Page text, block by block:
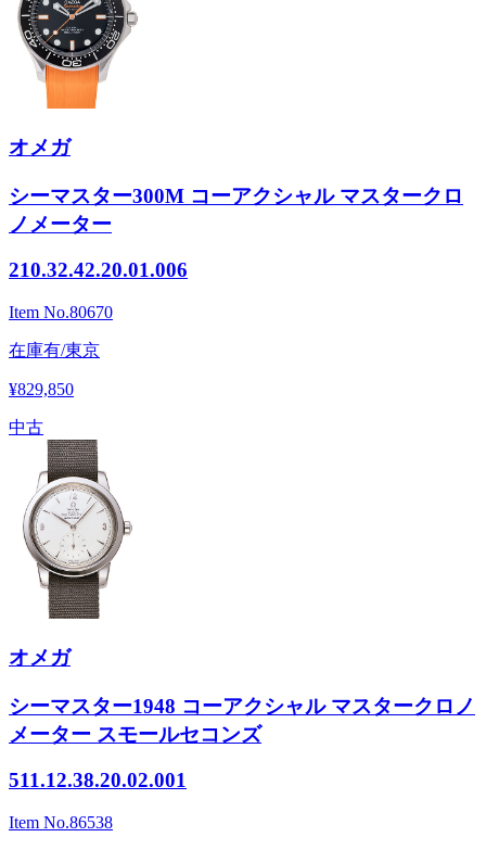
オメガ
シーマスター300M コーアクシャル マスタークロ
ノメーター
210.32.42.20.01.006
Item No.80670
在庫有/東京
¥829,850
中古
オメガ
シーマスター1948 コーアクシャル マスタークロノ
メーター スモールセコンズ
511.12.38.20.02.001
Item No.86538